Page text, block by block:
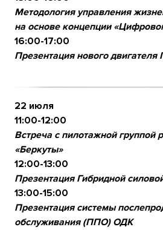
Методология управления
на основе концепции
16:00-17:00
Презентация нового
22 июля
11:00-12:00
Встреча с пилотажной группой
«Беркуты»
12:00-13:00
Презентация Гибридной
13:00-15:00
Презентация системы
обслуживания (ППО) ОДК